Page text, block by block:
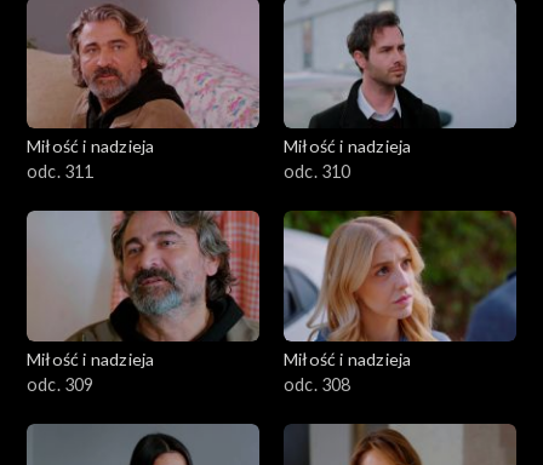
Miłość i nadzieja
odc. 311
Miłość i nadzieja
odc. 310
Miłość i nadzieja
odc. 309
Miłość i nadzieja
odc. 308